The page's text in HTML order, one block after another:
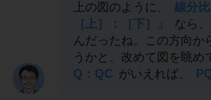
上の図のように、 線分比
［上］：［下］」
なら、
んだったね。この方向か
うかと、改めて図を眺め
Q：QC がいえれば、